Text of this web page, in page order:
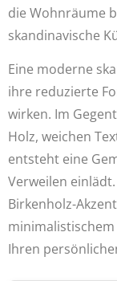
die Wohnräume
skandinavische
Eine moderne
ihre reduzierte
wirken. Im
Holz, weichen
entsteht eine
Verweilen
Birkenholz-
Ihren